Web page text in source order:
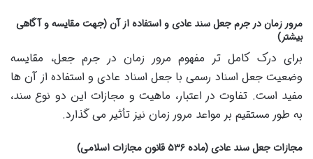
مرور زمان در جرم جعل سند عادی و استفاده از آن (جهت مقایسه و آگاهی
بیشتر)
برای درک کامل تر مفهوم مرور زمان در جرم جعل، مقایسه
وضعیت جعل اسناد رسمی با جعل اسناد عادی و استفاده از آن ها
مفید است. تفاوت در اعتبار، ماهیت و مجازات این دو نوع سند،
به طور مستقیم بر مواعد مرور زمان نیز تأثیر می گذارد.
مجازات جعل سند عادی (ماده ۵۳۶ قانون مجازات اسلامی)